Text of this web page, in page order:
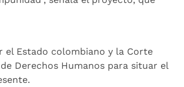
el Estado colombiano y la Corte
Derechos Humanos para situar el